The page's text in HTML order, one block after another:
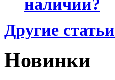
наличии?
Другие статьи
Новинки